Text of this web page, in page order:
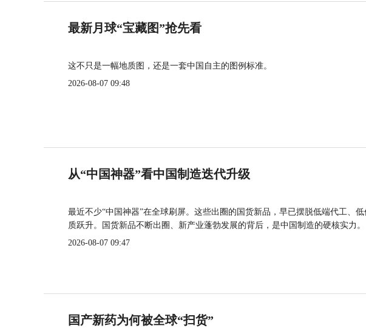
最新月球“宝藏图”抢先看
这不只是一幅地质图，还是一套中国自主的图例标准。
2026-08-07 09:48
从“中国神器”看中国制造迭代升级
最近不少“中国神器”在全球刷屏。这些出圈的国货新品，早已摆脱低端代工、
质跃升。国货新品不断出圈、新产业蓬勃发展的背后，是中国制造的硬核实力。
2026-08-07 09:47
国产新药为何被全球“扫货”